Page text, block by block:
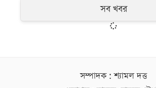
সব খবর
সম্পাদক : শ্যামল দত্ত